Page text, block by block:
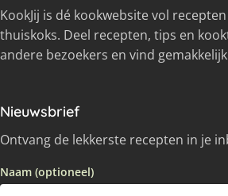
KookJij is dé kookwebsite vol
thuiskoks. Deel recepten, tips en
andere bezoekers en vind
Nieuwsbrief
Ontvang de lekkerste recepten in je
Naam (optioneel)